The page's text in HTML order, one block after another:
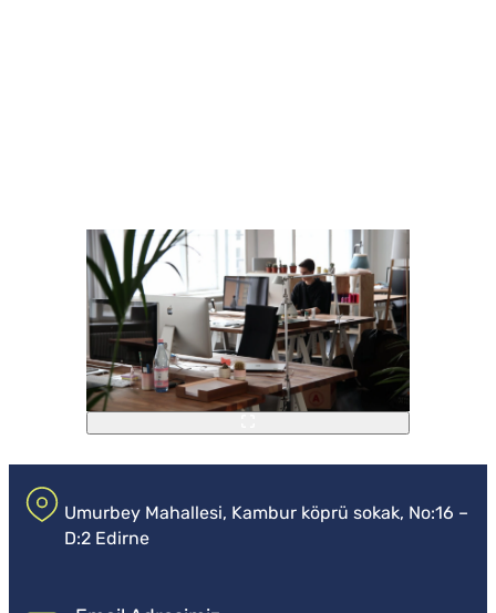
Umurbey Mahallesi, Kambur köprü sokak, No:16 –
D:2 Edirne